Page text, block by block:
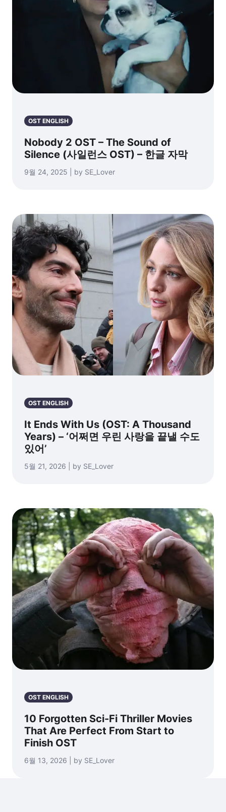
OST ENGLISH
Nobody 2 OST – The Sound of
Silence (사일런스 OST) – 한글 자막
9월 24, 2025 | by SE_Lover
OST ENGLISH
It Ends With Us (OST: A Thousand
Years) – ‘어쩌면 우린 사랑을 끝낼 수도
있어’
5월 21, 2026 | by SE_Lover
OST ENGLISH
10 Forgotten Sci-Fi Thriller Movies
That Are Perfect From Start to
Finish OST
6월 13, 2026 | by SE_Lover